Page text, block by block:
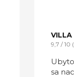
VILLA
9,7 / 10
sa